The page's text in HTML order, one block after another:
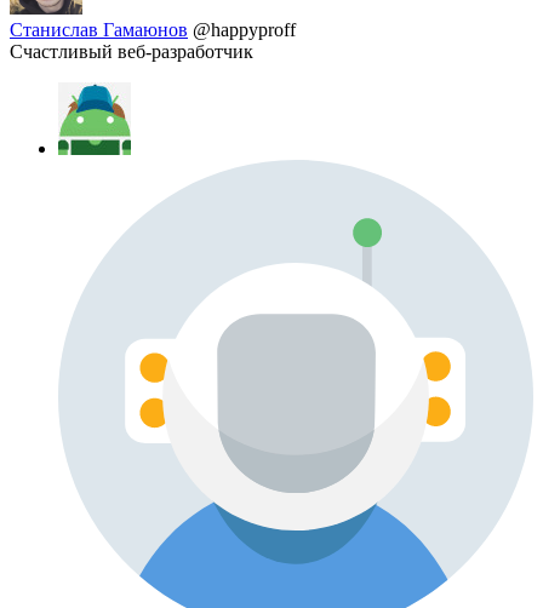
Станислав Гамаюнов @happyproff
Счастливый веб-разработчик